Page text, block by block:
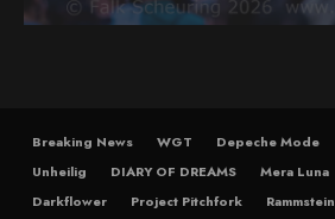
Breaking News WGT Depeche Mode
Unheilig
DIARY OF DREAMS Mera Luna
Darkflower
Project Pitchfork Rammstein